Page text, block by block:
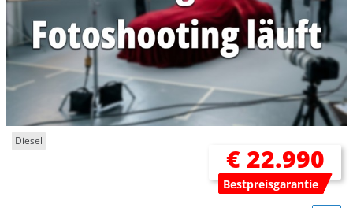
Diesel
€ 22.990
Bestpreisgarantie